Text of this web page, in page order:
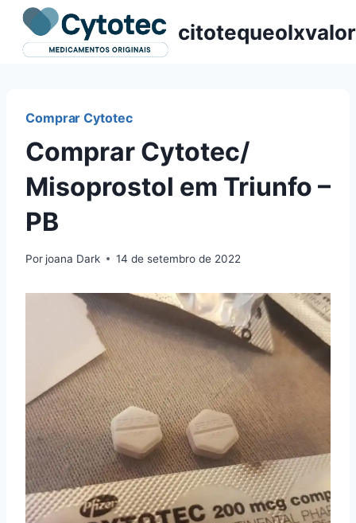
Pular
para
citotequeolxvalor
Comprar Cytotec
Comprar Cytotec/
Misoprostol em Triunfo –
PB
Por joana Dark 14 de setembro de 2022